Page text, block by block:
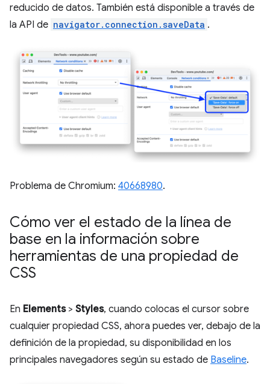
reducido de datos. También está disponible a través de
la API de navigator.connection.saveData .
Problema de Chromium: 40668980.
Cómo ver el estado de la línea de
base en la información sobre
herramientas de una propiedad de
CSS
En Elements> Styles, cuando colocas el cursor sobre
cualquier propiedad CSS, ahora puedes ver, debajo de la
definición de la propiedad, su disponibilidad en los
principales navegadores según su estado de Baseline.